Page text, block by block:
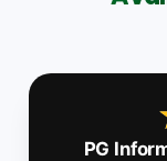
PG